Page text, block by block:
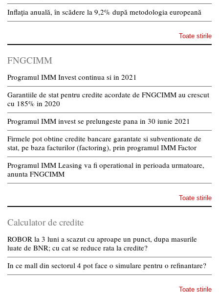
Inflația anuală, în scădere la 9,2% după metodologia europeană
Toate stirile
FNGCIMM
Programul IMM Invest continua si in 2021
Garantiile de stat pentru credite acordate de FNGCIMM au crescut
cu 185% in 2020
Programul IMM invest se prelungeste pana in 30 iunie 2021
Firmele pot obtine credite bancare garantate si subventionate de
stat, pe baza facturilor (factoring), prin programul IMM Factor
Programul IMM Leasing va fi operational in perioada urmatoare,
anunta FNGCIMM
Toate stirile
Calculator de credite
ROBOR la 3 luni a scazut cu aproape un punct, dupa masurile
luate de BNR; cu cat se reduce rata la credite?
In ce mall din sectorul 4 pot face o simulare pentru o refinantare?
Toate stirile